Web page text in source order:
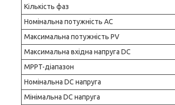
Кількість фаз
Номінальна потужність AC
Максимальна потужність PV
Максимальна вхідна напруга DC
MPPT-діапазон
Номінальна DC напруга
Мінімальна DC напруга